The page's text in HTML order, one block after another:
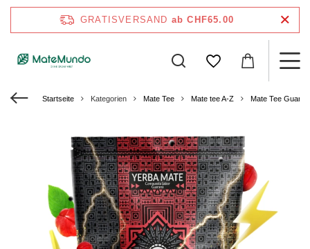
GRATISVERSAND ab CHF65.00
Startseite Kategorien Mate Tee Mate tee A-Z Mate Tee Guarani